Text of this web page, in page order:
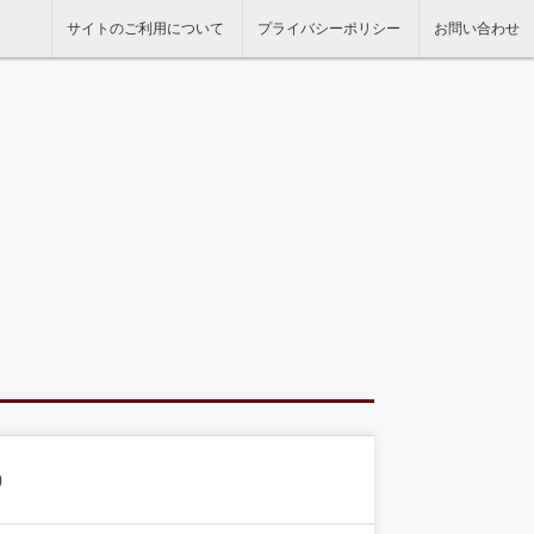
サイトのご利用について プライバシーポリシー お問い合わせ